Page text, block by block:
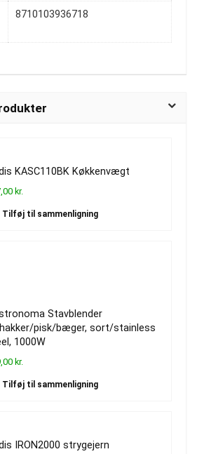
8710103936718
KASC110BK Køkkenvægt
kr.
Tilføj til sammenligning
Stavblender
pisk/bæger, sort/stainless
1000W
kr.
Tilføj til sammenligning
IRON2000 strygejern